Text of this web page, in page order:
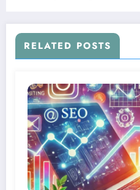
RELATED POSTS